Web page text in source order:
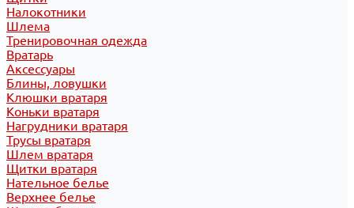
Налокотники
Шлема
Тренировочная одежда
Вратарь
Аксессуары
Блины, ловушки
Клюшки вратаря
Коньки вратаря
Нагрудники вратаря
Трусы вратаря
Шлем вратаря
Щитки вратаря
Нательное белье
Верхнее белье